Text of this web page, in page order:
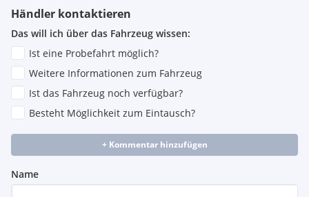
Alexander Schön
Verkauf Krems
(0) 2732 79999 13
Helmut Feltrini
Verkauf Krems
(0) 2732 79999 12
Händler kontaktieren
Das will ich über das Fahrzeug wissen:
Ist eine Probefahrt möglich?
Weitere Informationen zum Fahrzeug
Ist das Fahrzeug noch verfügbar?
Besteht Möglichkeit zum Eintausch?
+ Kommentar hinzufügen
Name